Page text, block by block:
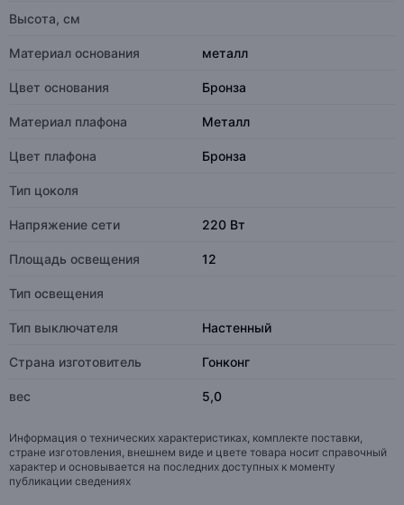
Высота, см
Материал основания металл
Цвет основания Бронза
Материал плафона Металл
Цвет плафона Бронза
Тип цоколя
Напряжение сети 220 Вт
Площадь освещения 12
Тип освещения
Тип выключателя Настенный
Страна изготовитель Гонконг
вес 5,0
Информация о технических характеристиках, комплекте поставки,
стране изготовления, внешнем виде и цвете товара носит справочный
характер и основывается на последних доступных к моменту
публикации сведениях